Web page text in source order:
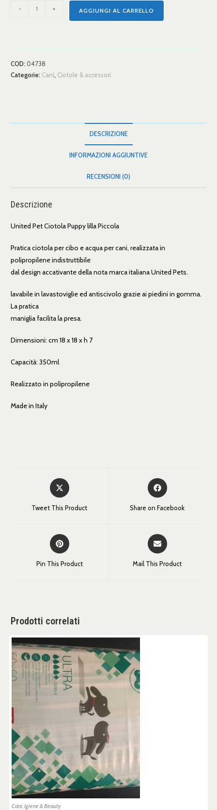
- + AGGIUNGI AL CARRELLO
COD:04738
Categorie: Cani, Ciotole & accessori
DESCRIZIONE
INFORMAZIONI AGGIUNTIVE
RECENSIONI (0)
Descrizione
United Pet Ciotola Puppy lilla Piccola
Pratica ciotola per cibo e acqua per cani, realizzata in
polipropilene indistruttibile
dal design accativante della nota marca italiana United Pets.
lavabile in lavastoviglie ed antiscivolo grazie ai piedini in gomma.
La pratica
maniglia facilita la presa.
Dimensioni: cm 18 x 18 x h 7
Capacità: 350ml
Realizzato in polipropilene
Made in Italy
Tweet This Product Share on Facebook
Pin This Product Mail This Product
Prodotti correlati
Cani, Igiene & Beauty